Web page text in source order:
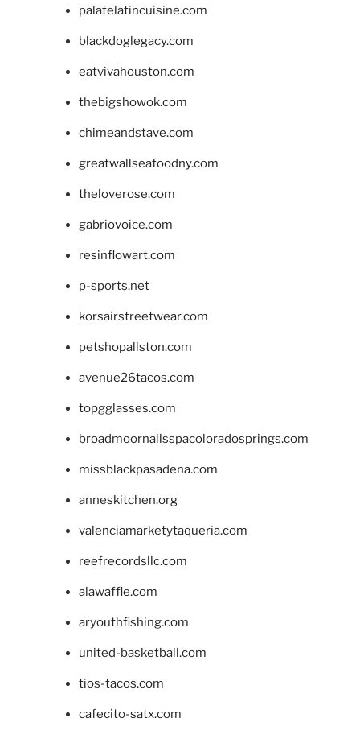
palatelatincuisine.com
blackdoglegacy.com
eatvivahouston.com
thebigshowok.com
chimeandstave.com
greatwallseafoodny.com
theloverose.com
gabriovoice.com
resinflowart.com
p-sports.net
korsairstreetwear.com
petshopallston.com
avenue26tacos.com
topgglasses.com
broadmoornailsspacoloradosprings.com
missblackpasadena.com
anneskitchen.org
valenciamarketytaqueria.com
reefrecordsllc.com
alawaffle.com
aryouthfishing.com
united-basketball.com
tios-tacos.com
cafecito-satx.com